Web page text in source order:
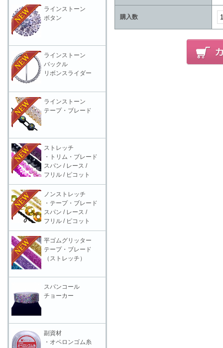
購入数
ラインストーン
ボタン
ラインストーン
バックル
リボンスライダー
ラインストーン
テープ・ブレード
ストレッチ
・トリム・ブレード
スパン / レース /
フリル / ピコット
ノンストレッチ
・テープ・ブレード
スパン / レース /
フリル / ピコット
平ゴムグリッター
テープ・ブレード
（ストレッチ）
スパンコール
チョーカー
副資材
・オペロンゴム糸